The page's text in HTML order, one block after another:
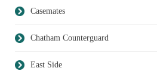
Casemates
Chatham Counterguard
East Side